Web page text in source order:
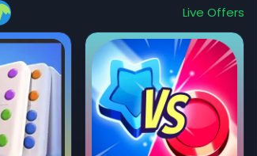
Live Offers